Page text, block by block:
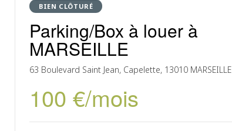
BIEN CLÔTURÉ
Parking/Box à louer à
MARSEILLE
63 Boulevard Saint Jean, Capelette, 13010 MARSEILLE
100 €/mois